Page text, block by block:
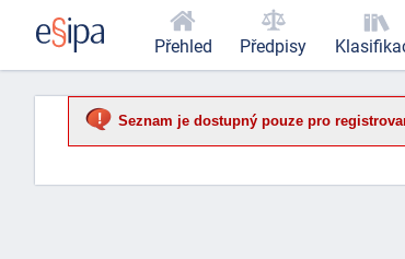
Seznam je dostupný pouze pro
Přehled Předpisy